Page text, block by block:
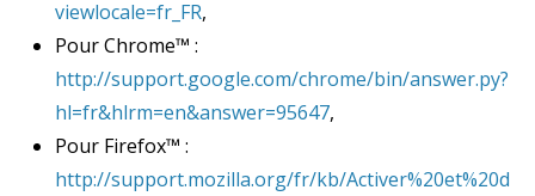
viewlocale=fr_FR,
Pour Chrome™ :
http://support.google.com/chrome/bin/answer.py?
hl=fr&hlrm=en&answer=95647,
Pour Firefox™ :
http://support.mozilla.org/fr/kb/Activer%20et%20d